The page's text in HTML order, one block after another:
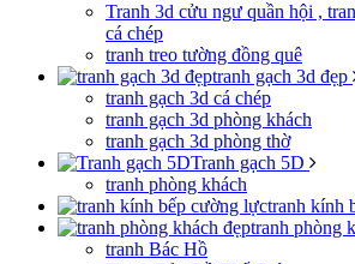
Tranh 3d cửu ngư quần hội ,
cá chép
tranh treo tường đồng quê
tranh gạch 3d đẹp
tranh gạch 3d cá chép
tranh gạch 3d phòng khách
tranh gạch 3d phòng thờ
Tranh gạch 5D
tranh phòng khách
tranh kính
tranh phòng
tranh Bác Hồ